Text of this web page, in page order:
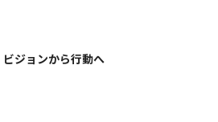
ビジョンから行動へ